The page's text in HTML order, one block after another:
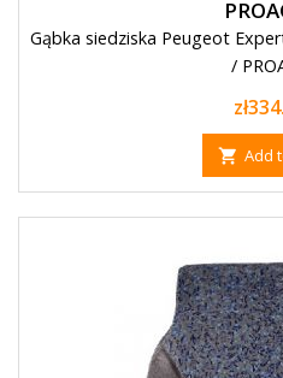
Gąbka siedziska Peugeot
/
Price
 Add